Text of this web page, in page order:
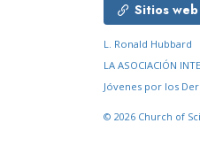
Sitios
L. Ronald Hubbard
LA ASOCIACIÓN
Jóvenes por los
© 2026 Church of